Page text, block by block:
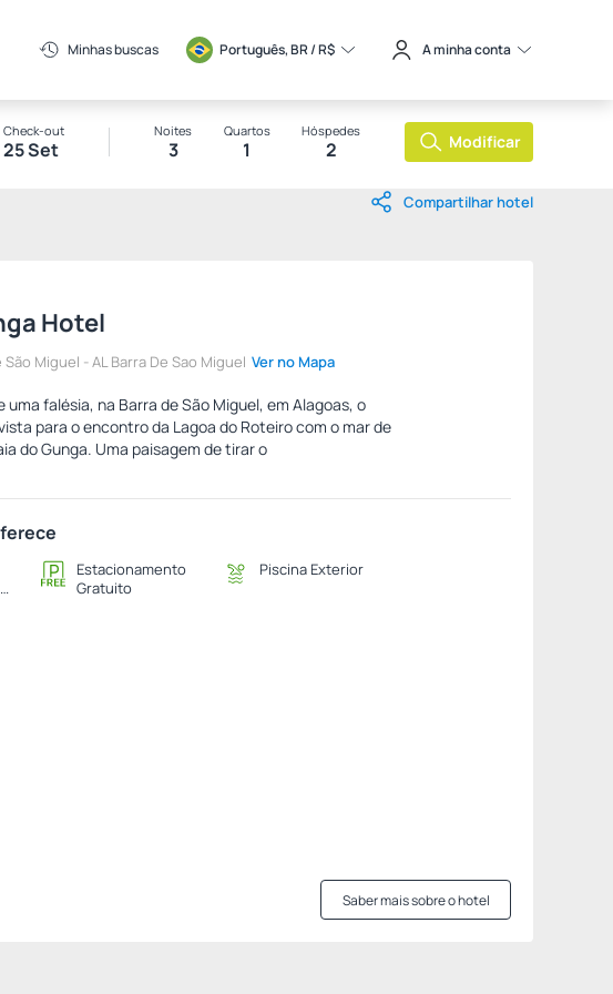
Minhas buscas Português, BR / R$ A minha conta
Check-out
25 Set
Noites
3
Quartos
1
Hóspedes
2 Modificar
Compartilhar hotel
Hotel
São Miguel - AL Barra De Sao Miguel Ver no Mapa
uma falésia, na Barra de São Miguel, em Alagoas, o
para o encontro da Lagoa do Roteiro com o mar de
do Gunga. Uma paisagem de tirar o
Estacionamento
Gratuito
Piscina Exterior
Saber mais sobre o hotel